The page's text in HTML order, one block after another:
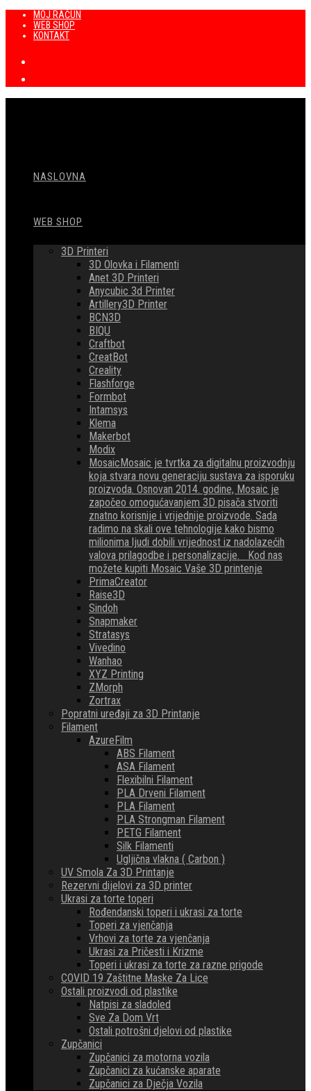
Preskoči
sadržaj
MOJ RAČUN
WEB SHOP
KONTAKT
NASLOVNA
WEB SHOP
3D Printeri
3D Olovka i Filamenti
Anet 3D Printeri
Anycubic 3d Printer
Artillery3D Printer
BCN3D
BIQU
Craftbot
CreatBot
Creality
Flashforge
Formbot
Intamsys
Klema
Makerbot
Modix
MosaicMosaic je tvrtka za digitalnu proizvodnju
koja stvara novu generaciju sustava za isporuku
proizvoda. Osnovan 2014. godine, Mosaic je
započeo omogućavanjem 3D pisača stvoriti
znatno korisnije i vrijednije proizvode. Sada
radimo na skali ove tehnologije kako bismo
milionima ljudi dobili vrijednost iz nadolazećih
valova prilagodbe i personalizacije. Kod nas
možete kupiti Mosaic Vaše 3D printenje
PrimaCreator
Raise3D
Sindoh
Snapmaker
Stratasys
Vivedino
Wanhao
XYZ Printing
ZMorph
Zortrax
Popratni uređaji za 3D Printanje
Filament
AzureFilm
ABS Filament
ASA Filament
Flexibilni Filament
PLA Drveni Filament
PLA Filament
PLA Strongman Filament
PETG Filament
Silk Filamenti
Ugljična vlakna ( Carbon )
UV Smola Za 3D Printanje
Rezervni dijelovi za 3D printer
Ukrasi za torte toperi
Rođendanski toperi i ukrasi za torte
Toperi za vjenčanja
Vrhovi za torte za vjenčanja
Ukrasi za Pričesti i Krizme
Toperi i ukrasi za torte za razne prigode
COVID 19 Zaštitne Maske Za Lice
Ostali proizvodi od plastike
Natpisi za sladoled
Sve Za Dom Vrt
Ostali potrošni djelovi od plastike
Zupčanici
Zupčanici za motorna vozila
Zupčanici za kućanske aparate
Zupčanici za Dječja Vozila